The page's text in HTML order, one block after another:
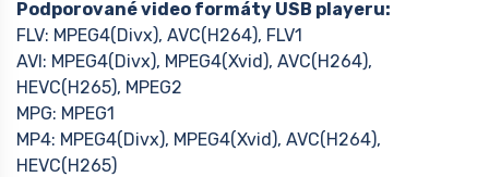
Podporované video formáty USB playeru:
FLV: MPEG4(Divx), AVC(H264), FLV1
AVI: MPEG4(Divx), MPEG4(Xvid), AVC(H264),
HEVC(H265), MPEG2
MPG: MPEG1
MP4: MPEG4(Divx), MPEG4(Xvid), AVC(H264),
HEVC(H265)